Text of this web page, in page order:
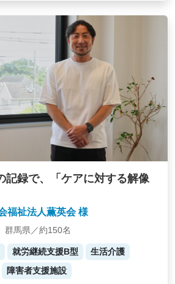
記録で、「ケアに対する解像
福祉法人薫英会 様
群馬県／約150名
就労継続支援B型
生活介護
障害者支援施設